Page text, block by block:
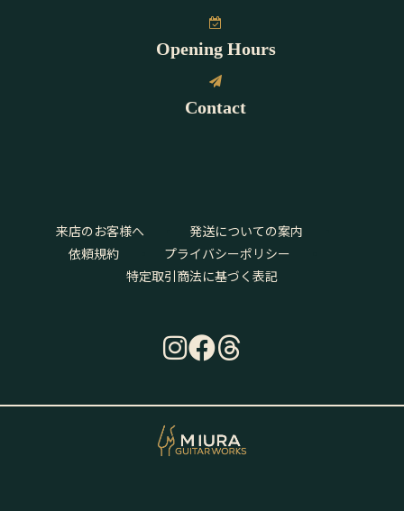
Opening Hours
Contact
来店のお客様へ
発送についての案内
依頼規約
プライバシーポリシー
特定取引商法に基づく表記